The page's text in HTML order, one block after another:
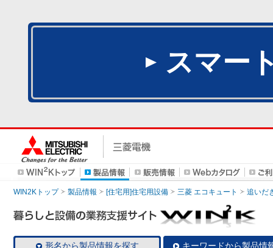
スマー
WIN2Kトップ 製品情報 [住宅用]住宅用設備 三菱 エコキュート 追いだ
形名から製品情報を探す キーワードから製品情